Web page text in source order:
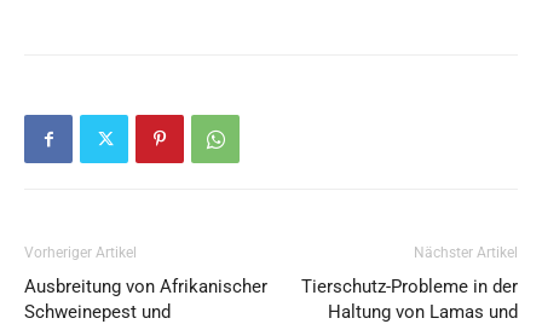
Vorheriger Artikel
Ausbreitung von Afrikanischer
Schweinepest und
Nächster Artikel
Tierschutz-Probleme in der
Haltung von Lamas und